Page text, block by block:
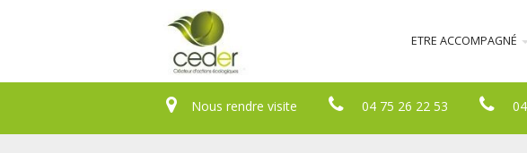
ETRE ACCOMPAGNÉ
Nous rendre visite 04 75 26 22 53